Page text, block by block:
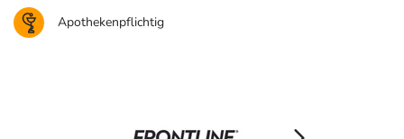
Apothekenpflichtig